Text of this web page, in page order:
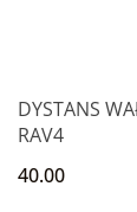
DYSTANS
RAV4
40.00